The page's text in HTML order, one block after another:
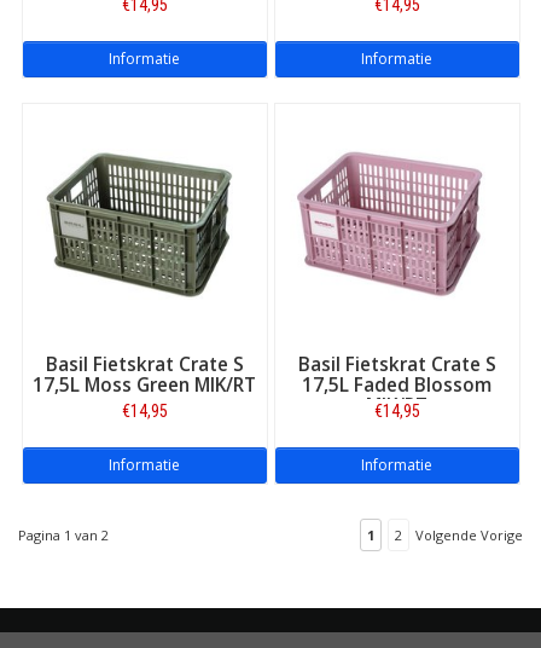
€14,95
Informatie
€14,95
Informatie
Basil Fietskrat Crate S
17,5L Moss Green MIK/RT
€14,95
Informatie
Basil Fietskrat Crate S
17,5L Faded Blossom
MIK/RT
€14,95
Informatie
Pagina 1 van 2 1 2 Volgende Vorige